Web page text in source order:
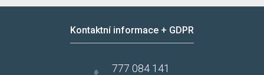
Kontaktní informace + GDPR
777 084 141